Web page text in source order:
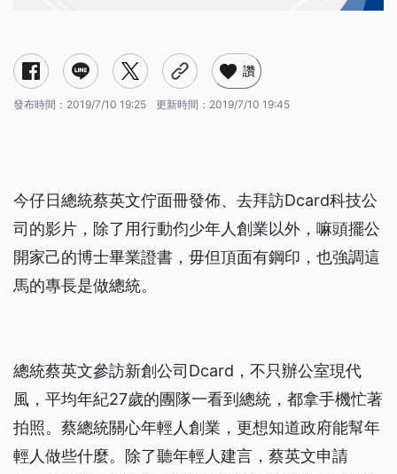
讚
發布時間： 2019/7/10 19:25 更新時間： 2019/7/10 19:45
今仔日總統蔡英文佇面冊發佈、去拜訪Dcard科技公
司的影片，除了用行動伨少年人創業以外，嘛頭擺公
開家己的博士畢業證書，毋但頂面有鋼印，也強調這
馬的專長是做總統。
總統蔡英文參訪新創公司Dcard，不只辦公室現代
風，平均年紀27歲的團隊一看到總統，都拿手機忙著
拍照。蔡總統關心年輕人創業，更想知道政府能幫年
輕人做些什麼。除了聽年輕人建言，蔡英文申請